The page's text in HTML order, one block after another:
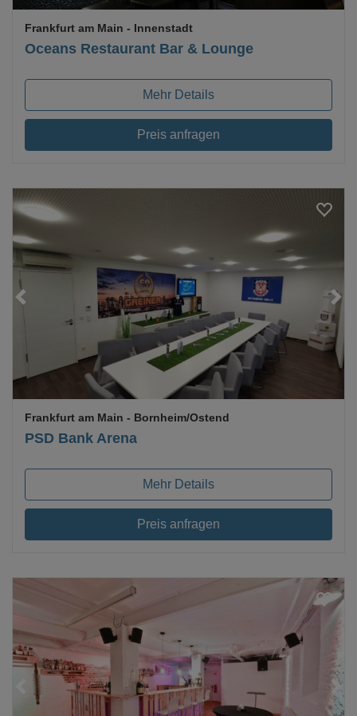
Oceans Restaurant Bar & Lounge
Frankfurt am Main - Innenstadt
Mehr Details
Preis anfragen
Loading...
PSD Bank Arena
Frankfurt am Main - Bornheim/Ostend
Mehr Details
Preis anfragen